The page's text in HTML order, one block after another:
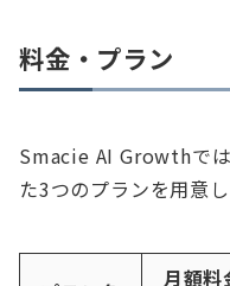
料金・プラン
Smacie AI Growthで
た3つのプランを用意し
月額料